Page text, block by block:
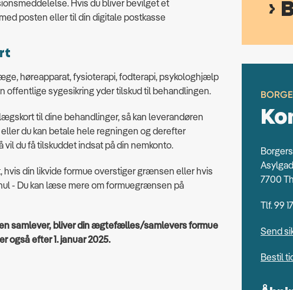
Hvis du bliver bevilget et
posten eller til din digitale postkasse
høreapparat, fysioterapi, fodterapi, psykologhjælp
offentlige sygesikring yder tilskud til behandlingen.
til dine behandlinger, så kan leverandøren
du kan betale hele regningen og derefter
du få tilskuddet indsat på din nemkonto.
hvis din likvide formue overstiger grænsen eller hvis
- Du kan læse mere om formuegrænsen på
samlever, bliver din ægtefælles/samlevers formue
også efter 1. januar 2025.
7700
Tlf. 99
Send
Bestil